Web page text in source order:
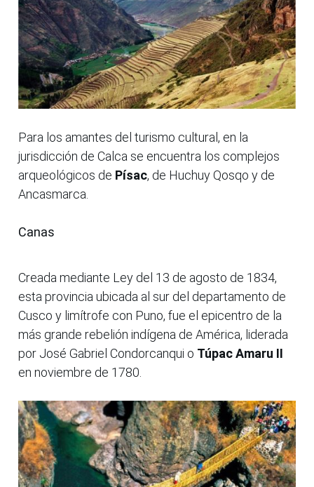
Para los amantes del turismo cultural, en la
jurisdicción de Calca se encuentra los complejos
arqueológicos de Písac, de Huchuy Qosqo y de
Ancasmarca.
Canas
Creada mediante Ley del 13 de agosto de 1834,
esta provincia ubicada al sur del departamento de
Cusco y limítrofe con Puno, fue el epicentro de la
más grande rebelión indígena de América, liderada
por José Gabriel Condorcanqui o Túpac Amaru II
en noviembre de 1780.